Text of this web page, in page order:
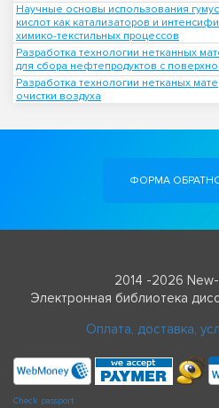
Научные основы использования
кислот как катализаторов и
химико-текстильных процессов
Разработка технологии нетканных
для сбора нефтепродуктов с
Разработка технологии нетканых
очистки воздуха
ФОРМА
2014 -2026
Электронная библиотека
Оплата, доставка,
Check passport